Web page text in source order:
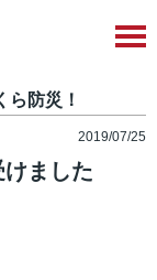
ら防災！
2019/07/25
ました